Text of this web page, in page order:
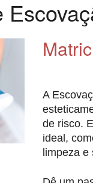
A
de risco.
ideal,
limpeza